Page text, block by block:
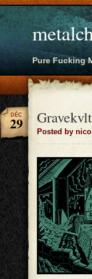
Pure Fucking
Posted by nico
DÉC
29